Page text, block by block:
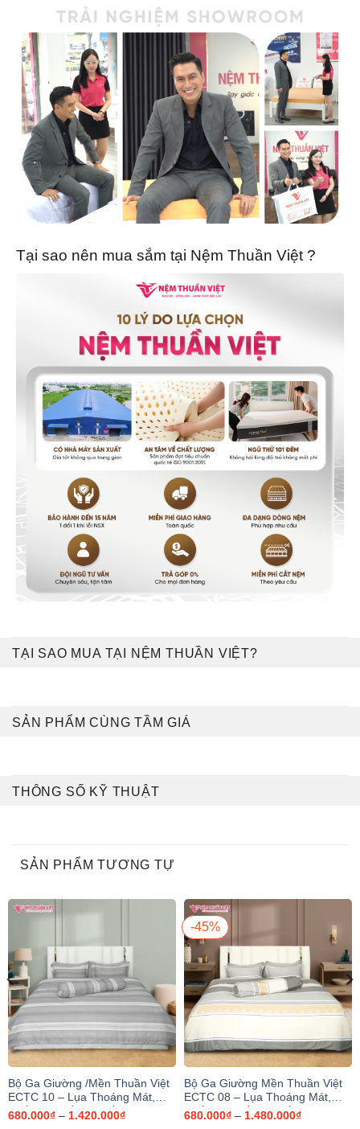
Tại sao nên mua sắm tại Nệm Thuần Việt ?
TẠI SAO MUA TẠI NỆM THUẦN VIỆT?
SẢN PHẨM CÙNG TẦM GIÁ
THÔNG SỐ KỸ THUẬT
SẢN PHẨM TƯƠNG TỰ
Bộ Ga Giường /Mền Thuần Việt
ECTC 10 – Lụa Thoáng Mát,
Thấm Hút Mồ Hôi Tốt
680.000₫ – 1.420.000₫Khoảng
-45%
Bộ Ga Giường Mền Thuần Việt
ECTC 08 – Lụa Thoáng Mát,
Thấm Hút Mồ Hôi Tốt
680.000₫ – 1.480.000₫Khoảng